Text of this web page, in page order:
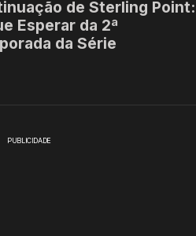
PUBLICIDADE